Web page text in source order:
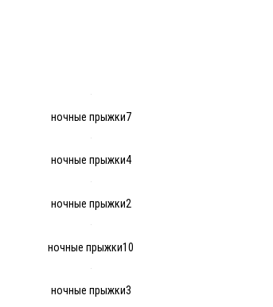
ночные прыжки7
ночные прыжки4
ночные прыжки2
ночные прыжки10
ночные прыжки3